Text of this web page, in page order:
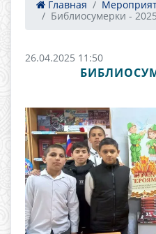
Главная
Библиосумерки - 2025
26.04.2025 11:50